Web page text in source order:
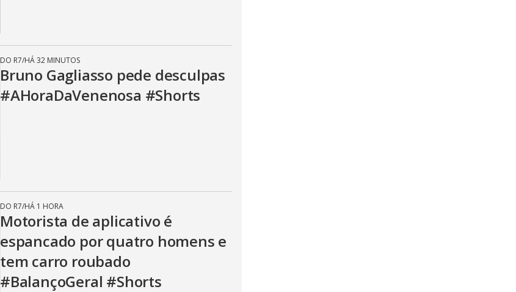
DO R7/HÁ 32 MINUTOS
Bruno Gagliasso pede desculpas
#AHoraDaVenenosa #Shorts
DO R7/HÁ 1 HORA
Motorista de aplicativo é
espancado por quatro homens e
tem carro roubado
#BalançoGeral #Shorts